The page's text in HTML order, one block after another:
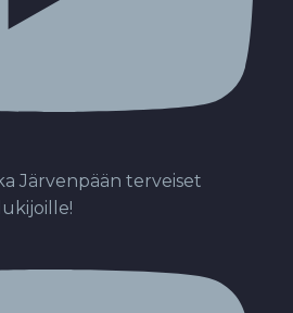
Järvenpään terveiset